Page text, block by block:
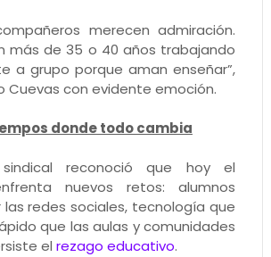
merecen admiración.
más de 35 o 40 años trabajando
a grupo porque aman enseñar”,
Cuevas con evidente emoción.
donde todo cambia
reconoció que hoy el
nuevos retos: alumnos
redes sociales, tecnología que
que las aulas y comunidades
el rezago educativo.